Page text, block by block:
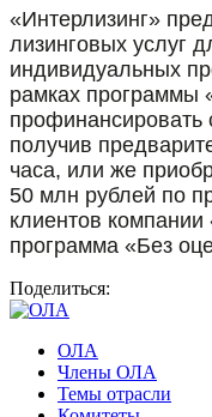
«Интерлизинг»
лизинговых услуг
индивидуальных
рамках программы
профинансировать
получив
часа, или же
50 млн рублей по
клиентов компании
программа «Без
Поделиться:
ОЛА
Члены ОЛА
Темы отрасли